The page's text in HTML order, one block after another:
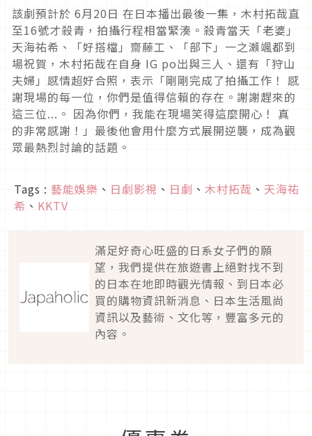
該劇預計於 6月20日 在日本播出最後一集，木村拓哉直
至16號才殺青， 拍攝行程相當緊湊。殺青當天「老婆」
天海祐希、「好搭檔」 齋藤工、「部下」一之瀨颯都到
場祝賀，木村拓哉在自身 IG po出與三人、還有「狩山
夫婦」感情超好合照，表示「剛剛完成了拍攝工作！ 感
謝現場的每一位，你們是值得信賴的存在。謝謝趕來的
這三位...。 因為你們，我能在現場笑得這麼開心！ 真
的非常感謝！」最後他會用什麼方式展開逆襲， 成為觀
眾最熱烈討論的話題。
Tags : 藝能娛樂 、 日劇影視 、 日劇 、 木村拓哉 、 天海祐
希 、 KKTV
滿足好奇心旺盛的日系女子們的願
望，我們提供在旅遊書上絕對找不到
的日本在地即時觀光情報、到日本必
買的購物資訊新消息、日本生活風尚
資訊以及藝術、文化等，豐富多元的
內容。